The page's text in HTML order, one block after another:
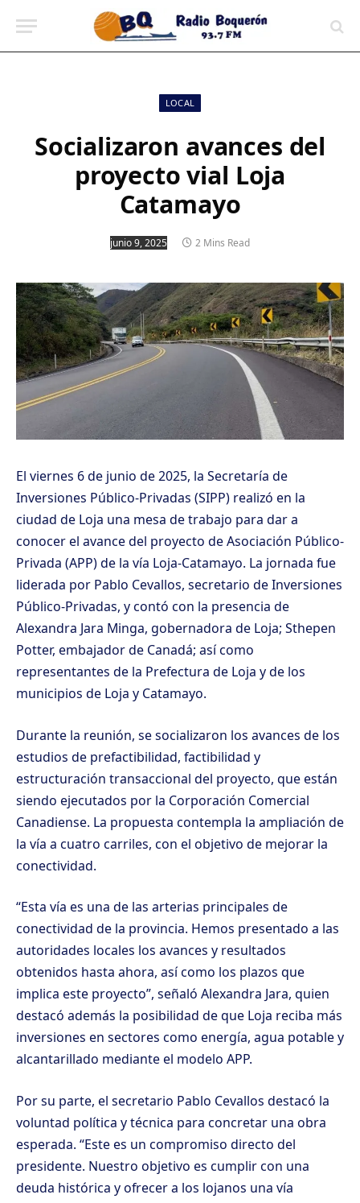
LOCAL
Socializaron avances del
proyecto vial Loja
Catamayo
junio 9, 2025 2 Mins Read
El viernes 6 de junio de 2025, la Secretaría de
Inversiones Público-Privadas (SIPP) realizó en la
ciudad de Loja una mesa de trabajo para dar a
conocer el avance del proyecto de Asociación Público-
Privada (APP) de la vía Loja-Catamayo. La jornada fue
liderada por Pablo Cevallos, secretario de Inversiones
Público-Privadas, y contó con la presencia de
Alexandra Jara Minga, gobernadora de Loja; Sthepen
Potter, embajador de Canadá; así como
representantes de la Prefectura de Loja y de los
municipios de Loja y Catamayo.
Durante la reunión, se socializaron los avances de los
estudios de prefactibilidad, factibilidad y
estructuración transaccional del proyecto, que están
siendo ejecutados por la Corporación Comercial
Canadiense. La propuesta contempla la ampliación de
la vía a cuatro carriles, con el objetivo de mejorar la
conectividad.
“Esta vía es una de las arterias principales de
conectividad de la provincia. Hemos presentado a las
autoridades locales los avances y resultados
obtenidos hasta ahora, así como los plazos que
implica este proyecto”, señaló Alexandra Jara, quien
destacó además la posibilidad de que Loja reciba más
inversiones en sectores como energía, agua potable y
alcantarillado mediante el modelo APP.
Por su parte, el secretario Pablo Cevallos destacó la
voluntad política y técnica para concretar una obra
esperada. “Este es un compromiso directo del
presidente. Nuestro objetivo es cumplir con una
deuda histórica y ofrecer a los lojanos una vía